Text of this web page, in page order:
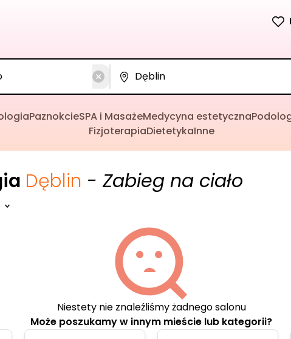
PaznokcieSPA i MasażeMedycyna estetyczna
FizjoterapiaDietetykaInne
Dęblin - Zabieg na ciało
Niestety nie znaleźliśmy żadnego salonu
Może poszukamy w innym mieście lub kategorii?